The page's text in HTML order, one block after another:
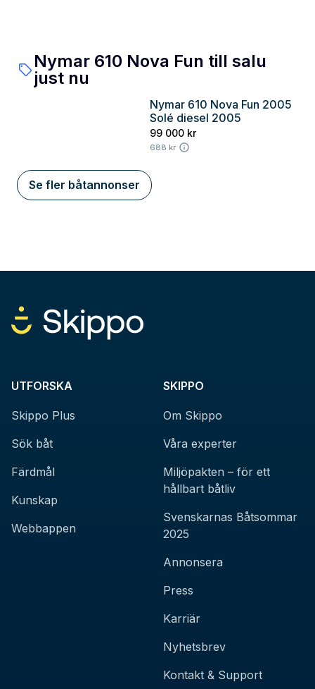
Nymar 610 Nova Fun till salu
just nu
Nymar 610 Nova Fun 2005
Solé diesel 2005
99 000 kr
688 kr
Se fler båtannonser
UTFORSKA
Skippo Plus
Sök båt
Färdmål
Kunskap
Webbappen
SKIPPO
Om Skippo
Våra experter
Miljöpakten – för ett
hållbart båtliv
Svenskarnas Båtsommar
2025
Annonsera
Press
Karriär
Nyhetsbrev
Kontakt & Support